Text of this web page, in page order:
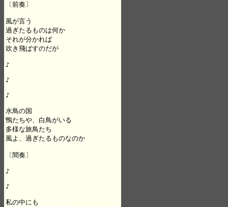
〔前奏〕
風が言う
過ぎたるものは何か
それが分かれば
吹き飛ばすのだが
♪
♪
♪
水鳥の国
鴨たちや、白鳥がいる
多様な旅鳥たち
風よ、過ぎたるものなのか
〔間奏〕
♪
♪
私の中にも